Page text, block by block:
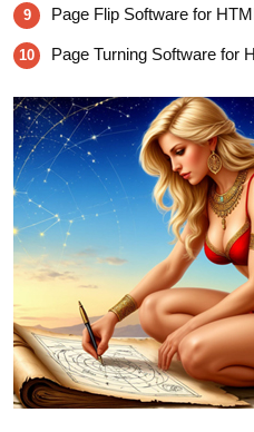
9 Page Flip Software for
10 Page Turning Software for